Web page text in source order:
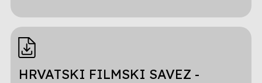
HRVATSKI FILMSKI SAVEZ -